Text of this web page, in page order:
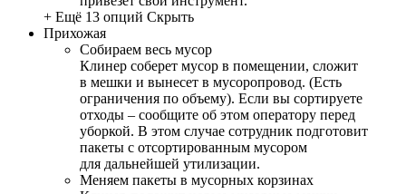
+ Ещё 13 опций Скрыть
Прихожая
Собираем весь мусор
Клинер соберет мусор в помещении, сложит
в мешки и вынесет в мусоропровод. (Есть
ограничения по объему). Если вы сортируете
отходы – сообщите об этом оператору перед
уборкой. В этом случае сотрудник подготовит
пакеты с отсортированным мусором
для дальнейшей утилизации.
Меняем пакеты в мусорных корзинах